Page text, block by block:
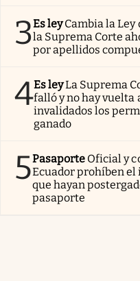
3Es ley Cambia la
la Suprema Corte
por apellidos
4Es leyLa Suprema
falló y no hay vuelta
invalidados los
ganado
5Pasaporte Oficial y
Ecuador prohíben el
que hayan
pasaporte